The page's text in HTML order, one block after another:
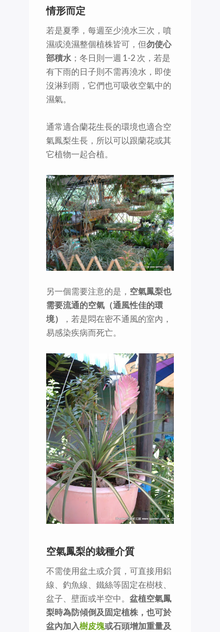
情形而定
若是夏季，每週至少澆水三次，噴
濕或澆濕整個植株皆可，但勿使心
部積水 ；冬日則一週 1-2 次，若是
有下雨的日子則不需再澆水，即使
沒淋到雨，它們也可吸收空氣中的
濕氣。
通常適合蘭花生長的環境也適合空
氣鳳梨生長，所以可以跟蘭花或其
它植物一起合植。
另一個需要注意的是， 空氣鳳梨也
需要流通的空氣（通風性佳的環
境）
，若是悶在密不通風的室內，
易感染疾病而死亡。
空氣鳳梨的栽種介質
不需使用盆土或介質，可直接用鋁
線、釣魚線、鐵絲等固定在樹枝、
盆子、壁面或半空中。 盆植空氣鳳
梨時為防傾倒及固定植株，也可於
盆內加入樹皮塊或石頭增加重量及